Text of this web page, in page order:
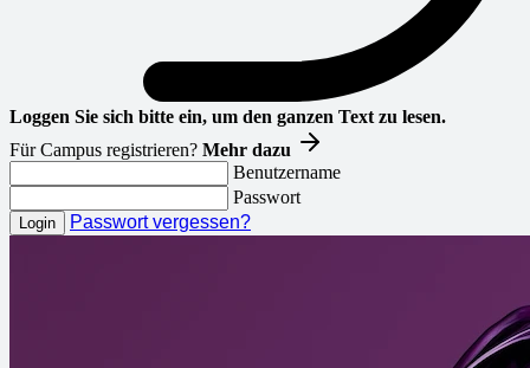
Loggen Sie sich bitte ein, um den ganzen Text zu lesen.
Für Campus registrieren? Mehr dazu
Benutzername
Passwort
Passwort vergessen?